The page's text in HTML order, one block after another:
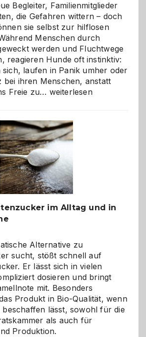
Begleiter, Familienmitglieder
die Gefahren wittern – doch
sie selbst zur hilflosen
Menschen durch
werden und Fluchtwege
reagieren Hunde oft instinktiv:
sich, laufen in Panik umher oder
bei ihren Menschen, anstatt
Freie zu… Wenn
Freund
in
Gefahr
ist:
Brandschutz
für
Hunde
eigenen
weiterlesen
im Alltag und in
Alternative zu
sucht, stößt schnell auf
Er lässt sich in vielen
dosieren und bringt
mit. Besonders
Produkt in Bio-Qualität, wenn
beschaffen lässt, sowohl für die
als auch für
Produktion.